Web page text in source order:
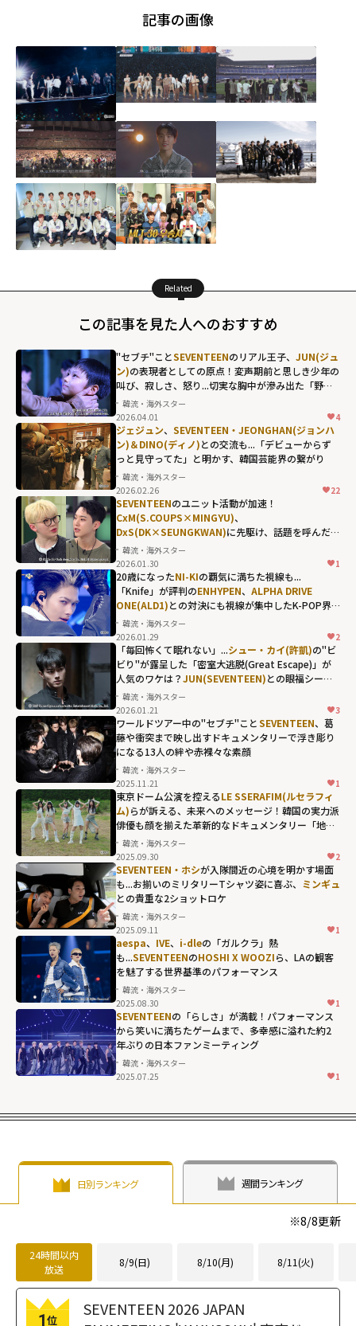
記事の画像
Related
この記事を見た人へのおすすめ
SEVENTEENのリ
アル王子、
JUN(ジュン)の表
現者としての原
点！変声期前と
思しき少年の叫
び、寂しさ、怒
り...切実な胸中が
滲み出た「野。
良犬」"
width="304"
height="203"
loading="lazy"
fetchpriority="h
igh">
"セブチ"ことSEVENTEENのリアル王子、 JUN(ジュ
ン)の表現者としての原点！変声期前と思しき少年の
叫び、寂しさ、怒り...切実な胸中が滲み出た「野。
良犬」
韓流・海外スター
2026.04.01
4
ジェジュン、 SEVENTEEN・JEONGHAN(ジョンハ
ン)＆DINO(ディノ)との交流も...「デビューからず
っと見守ってた」と明かす、韓国芸能界の繋がり
韓流・海外スター
2026.02.26
22
SEVENTEENのユニット活動が加速！
CxM(S.COUPS×MINGYU)、
DxS(DK×SEUNGKWAN)に先駆け、話題を呼んだ同
い年の親友コンビ・
韓流・海外スター
2026.01.30
1
20歳になったNI-KIの覇気に満ちた視線も...
「Knife」が評判のENHYPEN、 ALPHA DRIVE
ONE(ALD1)との対決にも視線が集中したK-POP界
隈の首位争い
韓流・海外スター
2026.01.29
2
JUN(SEVENTEE
N)との眼福シー
ンも！"
width="304"
height="203"
loading="lazy"
fetchpriority="h
igh">
「毎回怖くて眠れない」...シュー・カイ(許凱)の"ビ
ビり"が露呈した「密室大逃脱(Great Escape)」が
人気のワケは？JUN(SEVENTEEN)との眼福シーン
も！
韓流・海外スター
2026.01.21
3
SEVENTEEN、葛
藤や衝突まで映
し出すドキュメ
ンタリーで浮き
彫りになる13人
の絆や赤裸々な
素顔"
width="304"
height="203"
loading="lazy"
fetchpriority="h
igh">
ワールドツアー中の"セブチ"ことSEVENTEEN、葛
藤や衝突まで映し出すドキュメンタリーで浮き彫り
になる13人の絆や赤裸々な素顔
韓流・海外スター
2025.11.21
1
東京ドーム公演を控えるLE SSERAFIM(ルセラフィ
ム)らが訴える、未来へのメッセージ！韓国の実力派
俳優も顔を揃えた革新的なドキュメンタリー「地球
上のブラックボックス」
韓流・海外スター
2025.09.30
2
SEVENTEEN・ホシが入隊間近の心境を明かす場面
も...お揃いのミリタリーTシャツ姿に喜ぶ、 ミンギュ
との貴重な2ショットロケ
韓流・海外スター
2025.09.11
1
aespa、 IVE、 i-dleの「ガルクラ」熱
も...SEVENTEENのHOSHI X WOOZIら、LAの観客
を魅了する世界基準のパフォーマンス
韓流・海外スター
2025.08.30
1
SEVENTEENの「らしさ」が満載！パフォーマンス
から笑いに満ちたゲームまで、多幸感に溢れた約2
年ぶりの日本ファンミーティング
韓流・海外スター
2025.07.25
1
日別ランキング 週間ランキング
※8/8更新
24時間以内
放送
8/9(日) 8/10(月) 8/11(火)
1位
SEVENTEEN 2026 JAPAN